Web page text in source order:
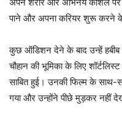
पाने और अपना करियर शुरू करने
कुछ ऑडिशन देने के बाद उन्हें
चौहान की भूमिका के लिए
साबित हुई। उनकी फिल्म के साथ-
गया और उन्होंने पीछे मुड़कर नहीं